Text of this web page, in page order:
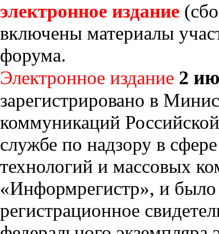
электронное издание
включены материалы
форума.
Электронное издание 2
зарегистрировано в
коммуникаций
службе по надзору в
технологий и массовых
«Информрегистр», и
регистрационное